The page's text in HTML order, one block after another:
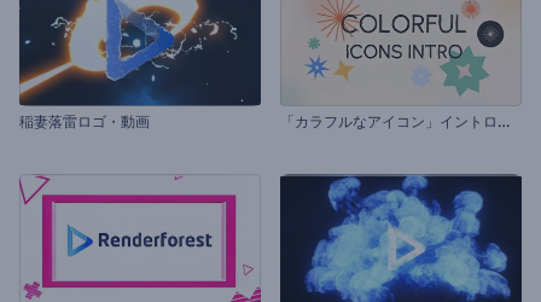
稲妻落雷ロゴ・動画 「
カラフルなアイコン」イントロ動画